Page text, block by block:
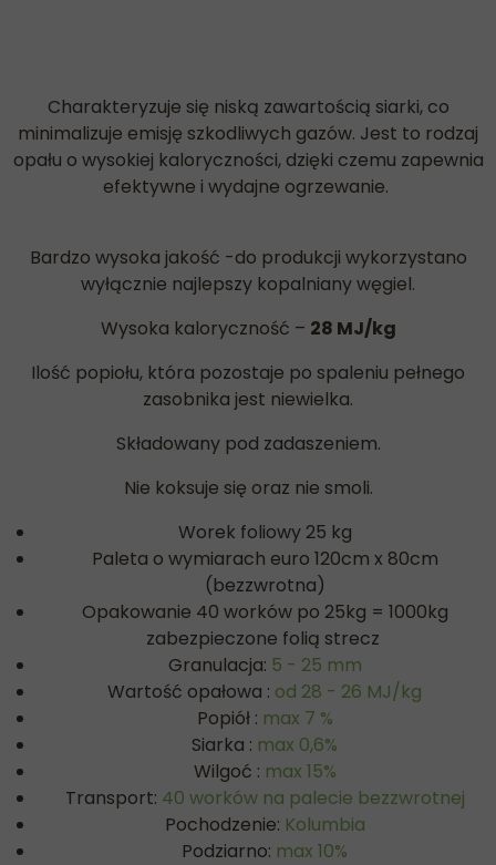
Charakteryzuje się niską zawartością siarki, co
minimalizuje emisję szkodliwych gazów. Jest to rodzaj
opału o wysokiej kaloryczności, dzięki czemu zapewnia
efektywne i wydajne ogrzewanie.
Bardzo wysoka jakość -do produkcji wykorzystano
wyłącznie najlepszy kopalniany węgiel.
Wysoka kaloryczność – 28 MJ/kg
Ilość popiołu, która pozostaje po spaleniu pełnego
zasobnika jest niewielka.
Składowany pod zadaszeniem.
Nie koksuje się oraz nie smoli.
Worek foliowy 25 kg
Paleta o wymiarach euro 120cm x 80cm
(bezzwrotna)
Opakowanie 40 worków po 25kg = 1000kg
zabezpieczone folią strecz
Granulacja: 5 - 25 mm
Wartość opałowa : od 28 - 26 MJ/kg
Popiół : max 7 %
Siarka : max 0,6%
Wilgoć : max 15%
Transport: 40 worków na palecie bezzwrotnej
Pochodzenie: Kolumbia
Podziarno: max 10%